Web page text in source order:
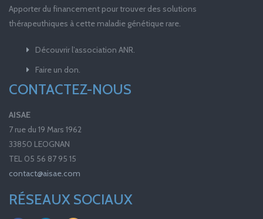
Apporter du financement pour trouver des solutions
thérapeuthiques à cette maladie génétique rare.
Découvrir l’association ANR.
Faire un don.
CONTACTEZ-NOUS
AISAE
7 rue du 19 Mars 1962
33850 LEOGNAN
TEL 05 56 87 95 15
contact@aisae.com
RÉSEAUX SOCIAUX